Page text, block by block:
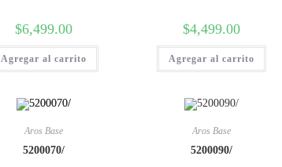
$6,499.00
Agregar al carrito
$4,499.00
Agregar al carrito
Aros Base
5200070/
Aros Base
5200090/